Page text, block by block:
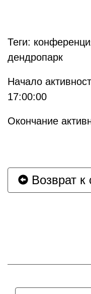
Теги:
дендропарк
Начало
17:00:00
Окончание
Возврат к